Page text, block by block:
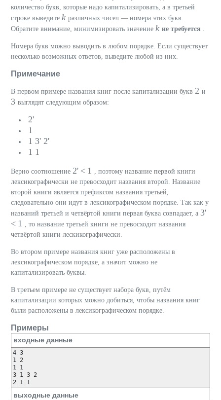
количество букв, которые надо капитализировать, а в третьей
строке выведите k различных чисел — номера этих букв.
Обратите внимание, минимизировать значение k не требуется
Номера букв можно выводить в любом порядке. Если существует
несколько возможных ответов, выведите любой из них.
Примечание
В первом примере названия книг после капитализации букв 2 и
3 выглядят следующим образом:
2'
1
1 3' 2'
1 1
Верно соотношение 2' < 1
, поэтому название первой книги
лексикографически не превосходит названия второй. Название
второй книги является префиксом названия третьей,
следовательно они идут в лексикографическом порядке. Так как у
названий третьей и четвёртой книги первая буква совпадает, а 3'
< 1
, то название третьей книги не превосходит названия
четвёртой книги лескикографически.
Во втором примере названия книг уже расположены в
лексикографическом порядке, а значит можно не
капитализировать буквы.
В третьем примере не существует набора букв, путём
капитализации которых можно добиться, чтобы названия книг
были расположены в лексикографическом порядке.
Примеры
входные данные
4 3
1 2
1 1
3 1 3 2
2 1 1
выходные данные